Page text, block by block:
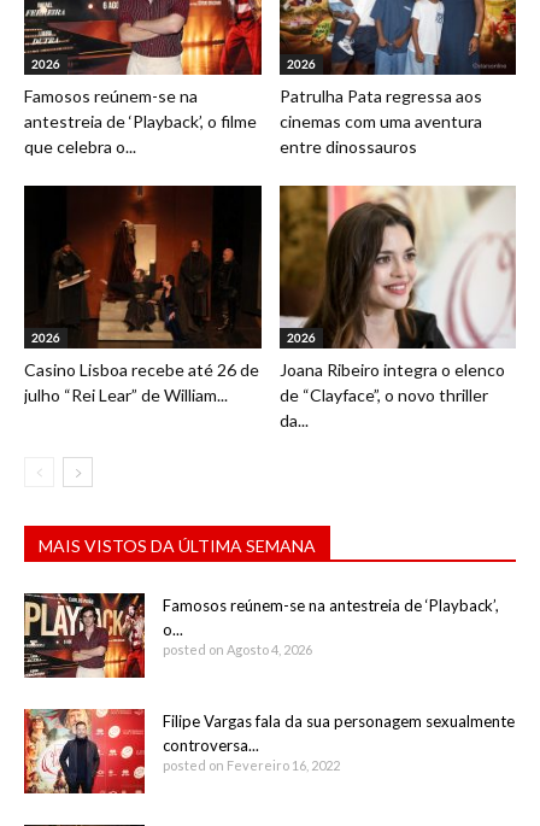
2026
Famosos reúnem-se na
antestreia de ‘Playback’, o filme
que celebra o...
2026
Patrulha Pata regressa aos
cinemas com uma aventura
entre dinossauros
2026
Casino Lisboa recebe até 26 de
julho “Rei Lear” de William...
2026
Joana Ribeiro integra o elenco
de “Clayface”, o novo thriller
da...
MAIS VISTOS DA ÚLTIMA SEMANA
Famosos reúnem-se na antestreia de ‘Playback’,
o...
posted on Agosto 4, 2026
Filipe Vargas fala da sua personagem sexualmente
controversa...
posted on Fevereiro 16, 2022